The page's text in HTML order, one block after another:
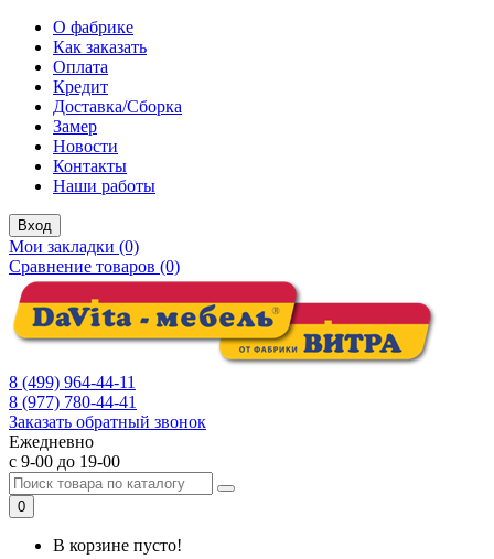
О фабрике
Как заказать
Оплата
Кредит
Доставка/Сборка
Замер
Новости
Контакты
Наши работы
Вход
Мои закладки (0)
Сравнение товаров (0)
8 (499) 964-44-11
8 (977) 780-44-41
Заказать обратный звонок
Ежедневно
с 9-00 до 19-00
0
В корзине пусто!